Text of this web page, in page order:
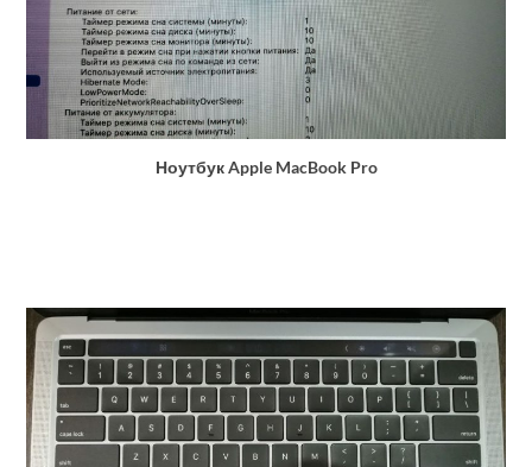
Ноутбук Apple MacBook Pro